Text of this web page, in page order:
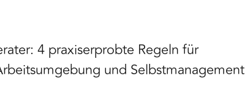
4 praxiserprobte Regeln für
und Selbstmanagement